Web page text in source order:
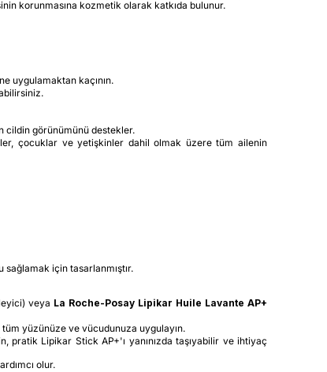
korunmasına kozmetik olarak katkıda bulunur.
uygulamaktan kaçının.
cildin görünümünü destekler.
çocuklar ve yetişkinler dahil olmak üzere tüm ailenin
için tasarlanmıştır.
veya La Roche-Posay Lipikar Huile Lavante AP+
tüm yüzünüze ve vücudunuza uygulayın.
pratik Lipikar Stick AP+'ı yanınızda taşıyabilir ve ihtiyaç
olur.